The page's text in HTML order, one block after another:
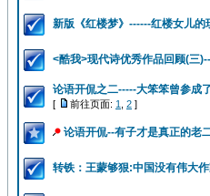
新版《红楼梦》------红楼女儿的
<酷我>现代诗优秀作品回顾(三
论语开侃之二-----大笨笨曾参成
[ 前往页面: 1 2 ]
论语开侃--有子才是真正的老
转铁：王蒙够狠:中国没有伟大